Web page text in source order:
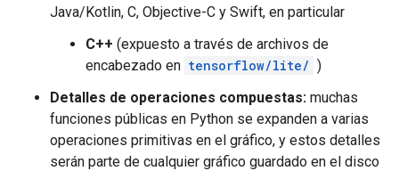
Java/Kotlin, C, Objective-C y Swift, en particular
C++ (expuesto a través de archivos de
encabezado en tensorflow/lite/ )
Detalles de operaciones compuestas: muchas
funciones públicas en Python se expanden a varias
operaciones primitivas en el gráfico, y estos detalles
serán parte de cualquier gráfico guardado en el disco